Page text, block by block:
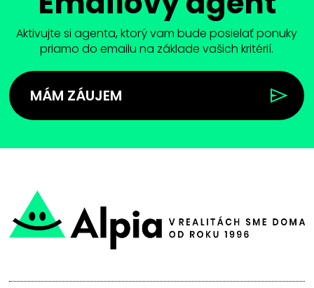
Aktivujte si agenta, ktorý vam bude posielať ponuky
priamo do emailu na základe vašich kritérií.
MÁM ZÁUJEM